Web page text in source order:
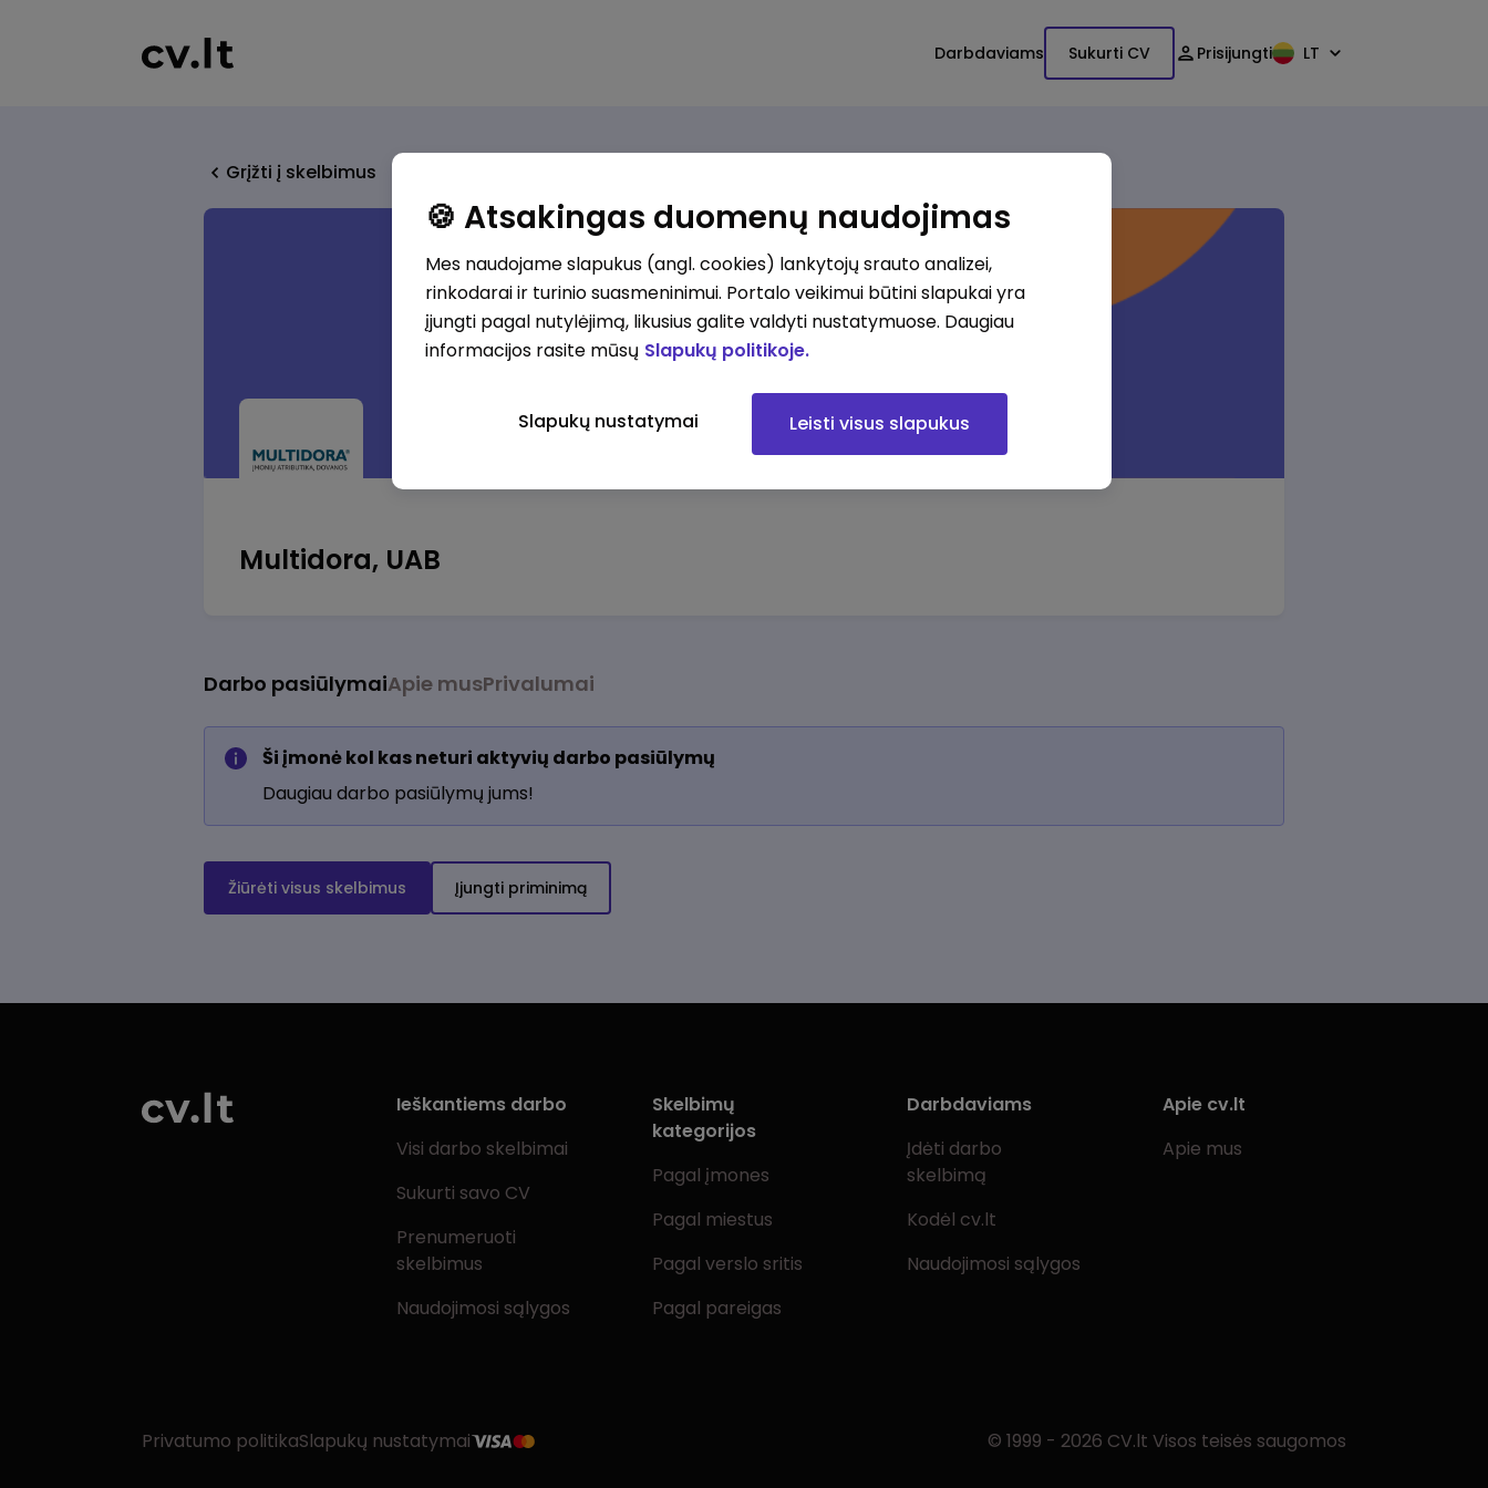
Darbdaviams Sukurti CV Prisijungti LT
Grįžti į skelbimus
Multidora, UAB
Darbo pasiūlymaiApie musPrivalumai
Ši įmonė kol kas neturi aktyvių darbo pasiūlymų
Daugiau darbo pasiūlymų jums!
Žiūrėti visus skelbimus Įjungti priminimą
Ieškantiems darbo
Visi darbo skelbimai
Sukurti savo CV
Prenumeruoti
skelbimus
Naudojimosi sąlygos
Skelbimų
kategorijos
Pagal įmones
Pagal miestus
Pagal verslo sritis
Pagal pareigas
Darbdaviams
Įdėti darbo
skelbimą
Kodėl cv.lt
Naudojimosi sąlygos
Apie cv.lt
Apie mus
Privatumo politikaSlapukų nustatymai © 1999 - 2026 CV.lt Visos teisės saugomos
🍪 Atsakingas duomenų naudojimas
Mes naudojame slapukus (angl. cookies) lankytojų srauto analizei,
rinkodarai ir turinio suasmeninimui. Portalo veikimui būtini slapukai yra
įjungti pagal nutylėjimą, likusius galite valdyti nustatymuose. Daugiau
informacijos rasite mūsų Slapukų politikoje.
Slapukų nustatymai Leisti visus slapukus